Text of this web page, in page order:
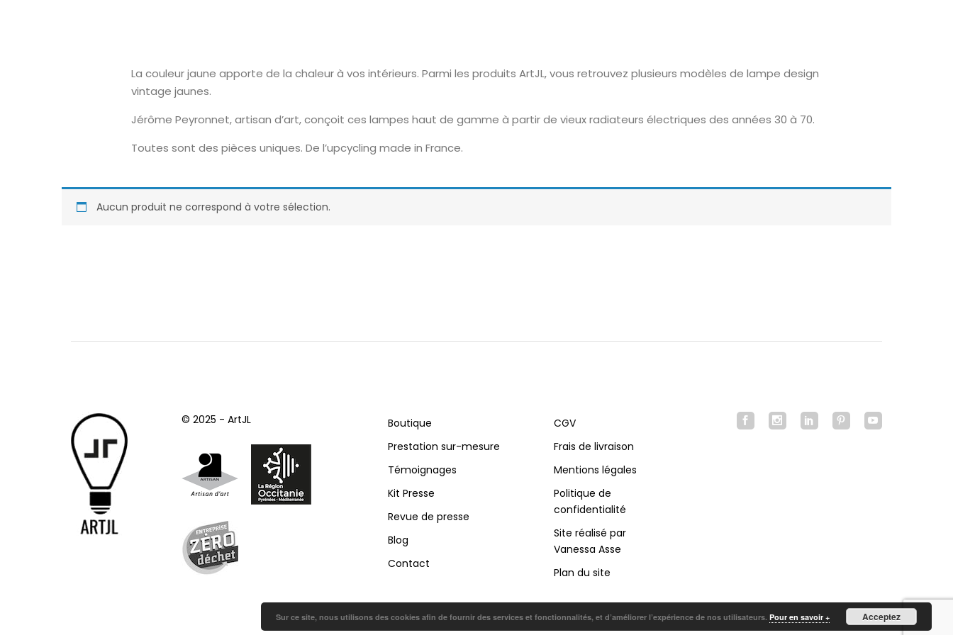
La couleur jaune apporte de la chaleur à vos intérieurs. Parmi les produits ArtJL, vous retrouvez plusieurs modèles de lampe design
vintage jaunes.
Jérôme Peyronnet, artisan d’art, conçoit ces lampes haut de gamme à partir de vieux radiateurs électriques des années 30 à 70.
Toutes sont des pièces uniques. De l’upcycling made in France.
Aucun produit ne correspond à votre sélection.
© 2025 - ArtJL
Boutique
Prestation sur-mesure
Témoignages
Kit Presse
Revue de presse
Blog
Contact
CGV
Frais de livraison
Mentions légales
Politique de
confidentialité
Site réalisé par
Vanessa Asse
Plan du site
Sur ce site, nous utilisons des cookies afin de fournir des services et fonctionnalités, et d’améliorer l’expérience de nos utilisateurs. Pour en savoir + Acceptez